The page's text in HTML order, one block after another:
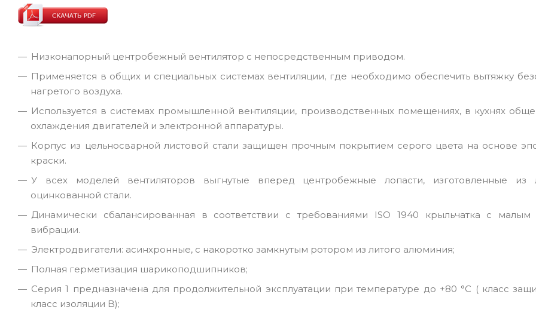
Низконапорный центробежный вентилятор с непосредственным приводом.
Применяется в общих и специальных системах вентиляции, где необходимо обеспечить вытяжку
нагретого воздуха.
Используется в системах промышленной вентиляции, производственных помещениях, в кухнях
охлаждения двигателей и электронной аппаратуры.
Корпус из цельносварной листовой стали защищен прочным покрытием серого цвета на основе
краски.
У всех моделей вентиляторов выгнутые вперед центробежные лопасти, изготовленные из
оцинкованной стали.
Динамически сбалансированная в соответствии с требованиями ISO 1940 крыльчатка с малым
вибрации.
Электродвигатели: асинхронные, с накоротко замкнутым ротором из литого алюминия;
Полная герметизация шарикоподшипников;
Серия 1 предназначена для продолжительной эксплуатации при температуре до +80 °С ( класс
класс изоляции B);